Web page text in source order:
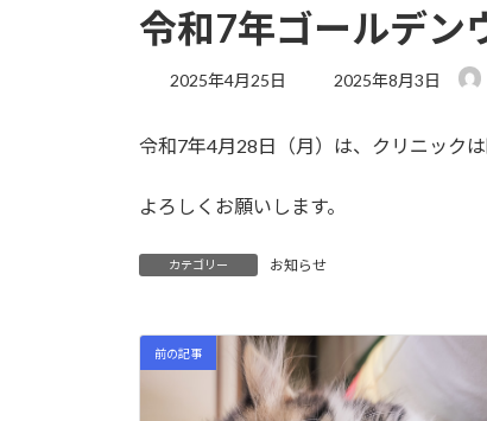
令和7年ゴールデン
2025年4月25日
最
新
:
2025年8月3日
令和7年4月28日（月）は、クリニックは
よろしくお願いします。
カテゴリー お知らせ
前の記事